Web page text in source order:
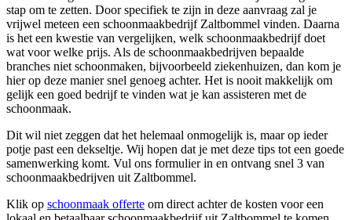
stap om te zetten. Door specifiek te zijn in deze aanvraag zal je
vrijwel meteen een schoonmaakbedrijf Zaltbommel vinden. Daarna
is het een kwestie van vergelijken, welk schoonmaakbedrijf doet
wat voor welke prijs. Als de schoonmaakbedrijven bepaalde
branches niet schoonmaken, bijvoorbeeld ziekenhuizen, dan kom je
hier op deze manier snel genoeg achter. Het is nooit makkelijk om
gelijk een goed bedrijf te vinden wat je kan assisteren met de
schoonmaak.
Dit wil niet zeggen dat het helemaal onmogelijk is, maar op ieder
potje past een dekseltje. Wij hopen dat je met deze tips tot een goede
samenwerking komt. Vul ons formulier in en ontvang snel 3 van
schoonmaakbedrijven uit Zaltbommel.
Klik op schoonmaak offerte om direct achter de kosten voor een